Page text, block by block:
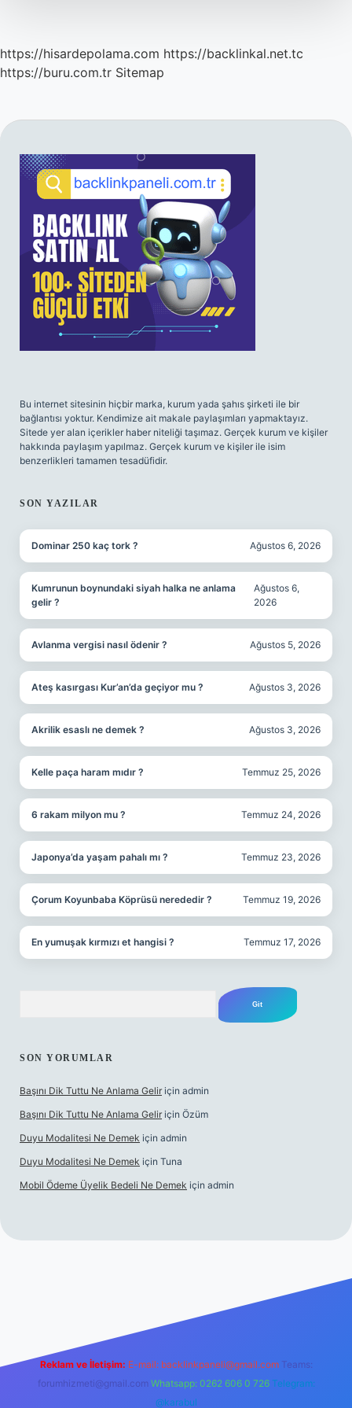
https://hisardepolama.com https://backlinkal.net.tc
https://buru.com.tr Sitemap
SIDEBAR
Bu internet sitesinin hiçbir marka, kurum yada şahıs şirketi ile bir
bağlantısı yoktur. Kendimize ait makale paylaşımları yapmaktayız.
Sitede yer alan içerikler haber niteliği taşımaz. Gerçek kurum ve kişiler
hakkında paylaşım yapılmaz. Gerçek kurum ve kişiler ile isim
benzerlikleri tamamen tesadüfidir.
SON YAZILAR
Dominar 250 kaç tork ? Ağustos 6, 2026
Kumrunun boynundaki siyah halka ne anlama
gelir ?
Ağustos 6,
2026
Avlanma vergisi nasıl ödenir ? Ağustos 5, 2026
Ateş kasırgası Kur’an’da geçiyor mu ? Ağustos 3, 2026
Akrilik esaslı ne demek ? Ağustos 3, 2026
Kelle paça haram mıdır ? Temmuz 25, 2026
6 rakam milyon mu ? Temmuz 24, 2026
Japonya’da yaşam pahalı mı ? Temmuz 23, 2026
Çorum Koyunbaba Köprüsü nerededir ? Temmuz 19, 2026
En yumuşak kırmızı et hangisi ? Temmuz 17, 2026
SON YORUMLAR
Başını Dik Tuttu Ne Anlama Gelir için admin
Başını Dik Tuttu Ne Anlama Gelir için Özüm
Duyu Modalitesi Ne Demek için admin
Duyu Modalitesi Ne Demek için Tuna
Mobil Ödeme Üyelik Bedeli Ne Demek için admin
Reklam ve İletişim: E-mail: backlinkpaneli@gmail.com Teams:
forumhizmeti@gmail.com Whatsapp: 0262 606 0 726 Telegram:
@karabul